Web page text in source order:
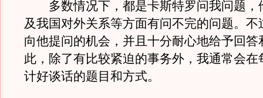
多数情况下，都是卡斯特罗问我问题，
及我国对外关系等方面有问不完的问题。不
向他提问的机会，并且十分耐心地给予回答
此，除了有比较紧迫的事务外，我通常会在
计好谈话的题目和方式。